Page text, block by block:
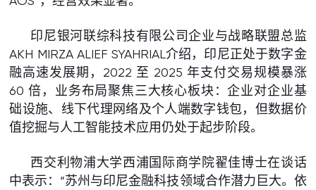
印尼银河联综科技有限公司企业与战略联盟总监
AKH MIRZA ALIEF SYAHRIAL介绍，印尼正处于数字金
融高速发展期，2022 至 2025 年支付交易规模暴涨
60 倍，业务布局聚焦三大核心板块：企业对企业基
础设施、线下代理网络及个人端数字钱包，但数据价
值挖掘与人工智能技术应用仍处于起步阶段。
西交利物浦大学西浦国际商学院翟佳博士在谈话
中表示：“苏州与印尼金融科技领域合作潜力巨大。依